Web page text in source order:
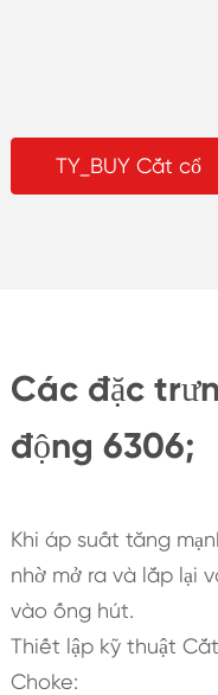
TY_BUY Cắt cổ
Các đặc
động 6306;
Khi áp suất tăng
nhờ mở ra và lắp lại
vào ống hút.
Thiết lập kỹ thuật
Choke: